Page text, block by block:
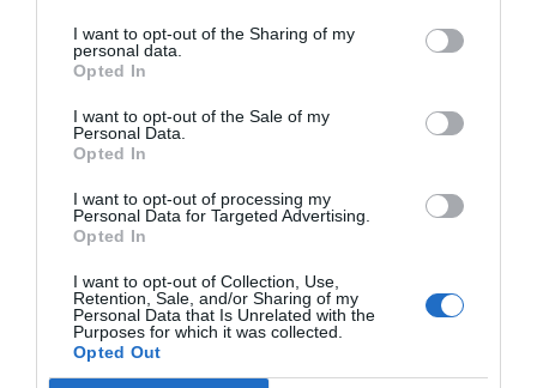
I want to opt-out of the Sharing of my
personal data.
Opted In
I want to opt-out of the Sale of my
Personal Data.
Opted In
I want to opt-out of processing my
Personal Data for Targeted Advertising.
Opted In
I want to opt-out of Collection, Use,
Retention, Sale, and/or Sharing of my
Personal Data that Is Unrelated with the
Purposes for which it was collected.
Opted Out
6 d’abril de 2021
ELECCIONS PIMEC
Eines de País planteja crear
25 de febrer de 2021
Anterior 1 2 Següent